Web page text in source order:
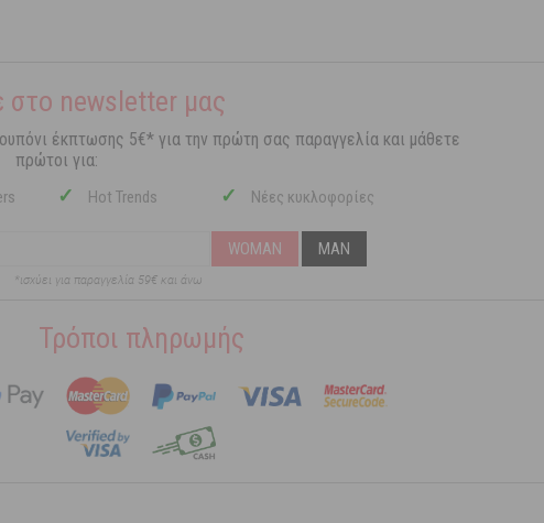
στο newsletter μας
έκπτωσης 5€* για την πρώτη σας παραγγελία και μάθετε
πρώτοι για:
✓ Hot Trends ✓ Νέες κυκλοφορίες
WOMAN MAN
*ισχύει για παραγγελία 59€ και άνω
Τρόποι πληρωμής